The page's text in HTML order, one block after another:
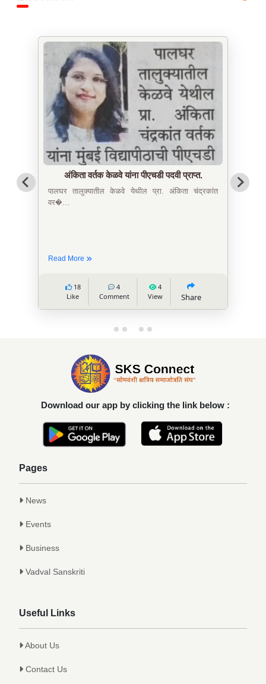
कु. आलाप किशोर सावे, आपल्या अथक परिश्रम व
गुणवत्तेवर यशस्वीर...
Achievements
अंकिता वर्तक केळवे यांना पीएचडी पदवी प्राप्त.
पालघर तालुक्यातील केळवे येथील प्रा. अंकिता चंद्रकांत
वर�...
Read More
18
Like
4
Comment
4
View
Share
Download our app by clicking the link below :
Pages
News
Events
Business
Vadval Sanskriti
Useful Links
About Us
Contact Us